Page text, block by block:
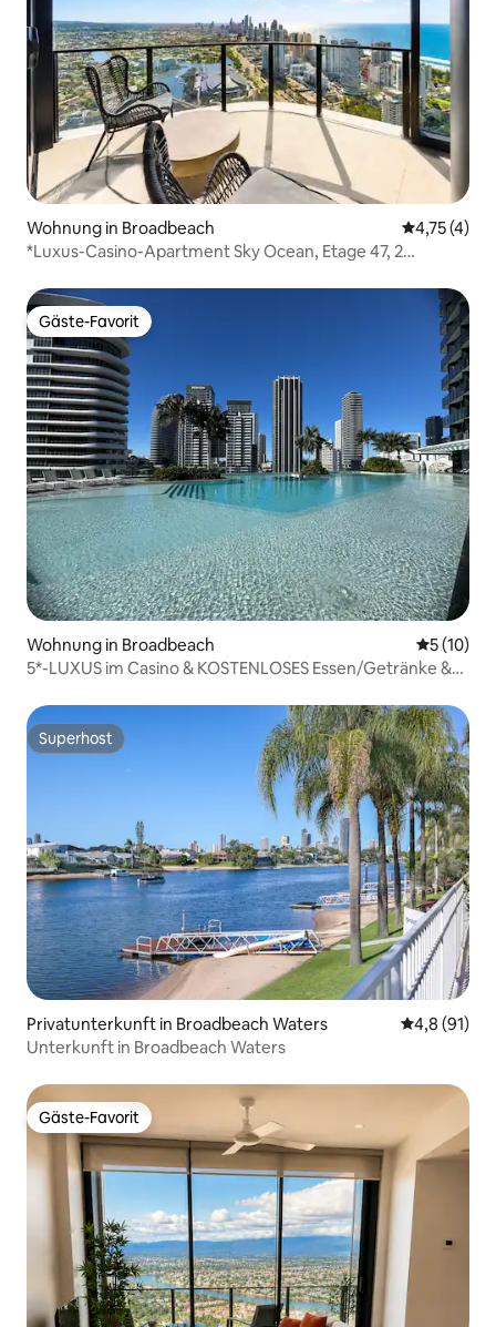
Wohnung in Broadbeach
4,75 (4)
*Luxus-Casino-Apartment Sky Ocean, Etage 47, 2
Gäste-Favorit
Gäste-Favorit
Wohnung in Broadbeach
5 (10)
5*-LUXUS im Casino & KOSTENLOSES Essen/Getränke &
Superhost
Superhost
Privatunterkunft in Broadbeach Waters
4,8 (91)
Unterkunft in Broadbeach Waters
Gäste-Favorit
Gäste-Favorit